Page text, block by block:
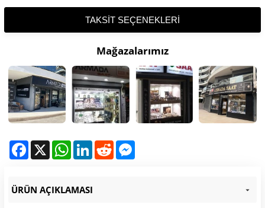
TAKSIT SEÇENEKLERI
Mağazalarımız
Facebook WhatsAppLinkedInReddit
ÜRÜN AÇIKLAMASI